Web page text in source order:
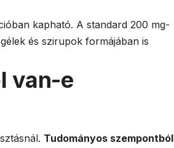
kapható. A standard 200 mg-
és szirupok formájában is
van-e
Tudományos szempontból